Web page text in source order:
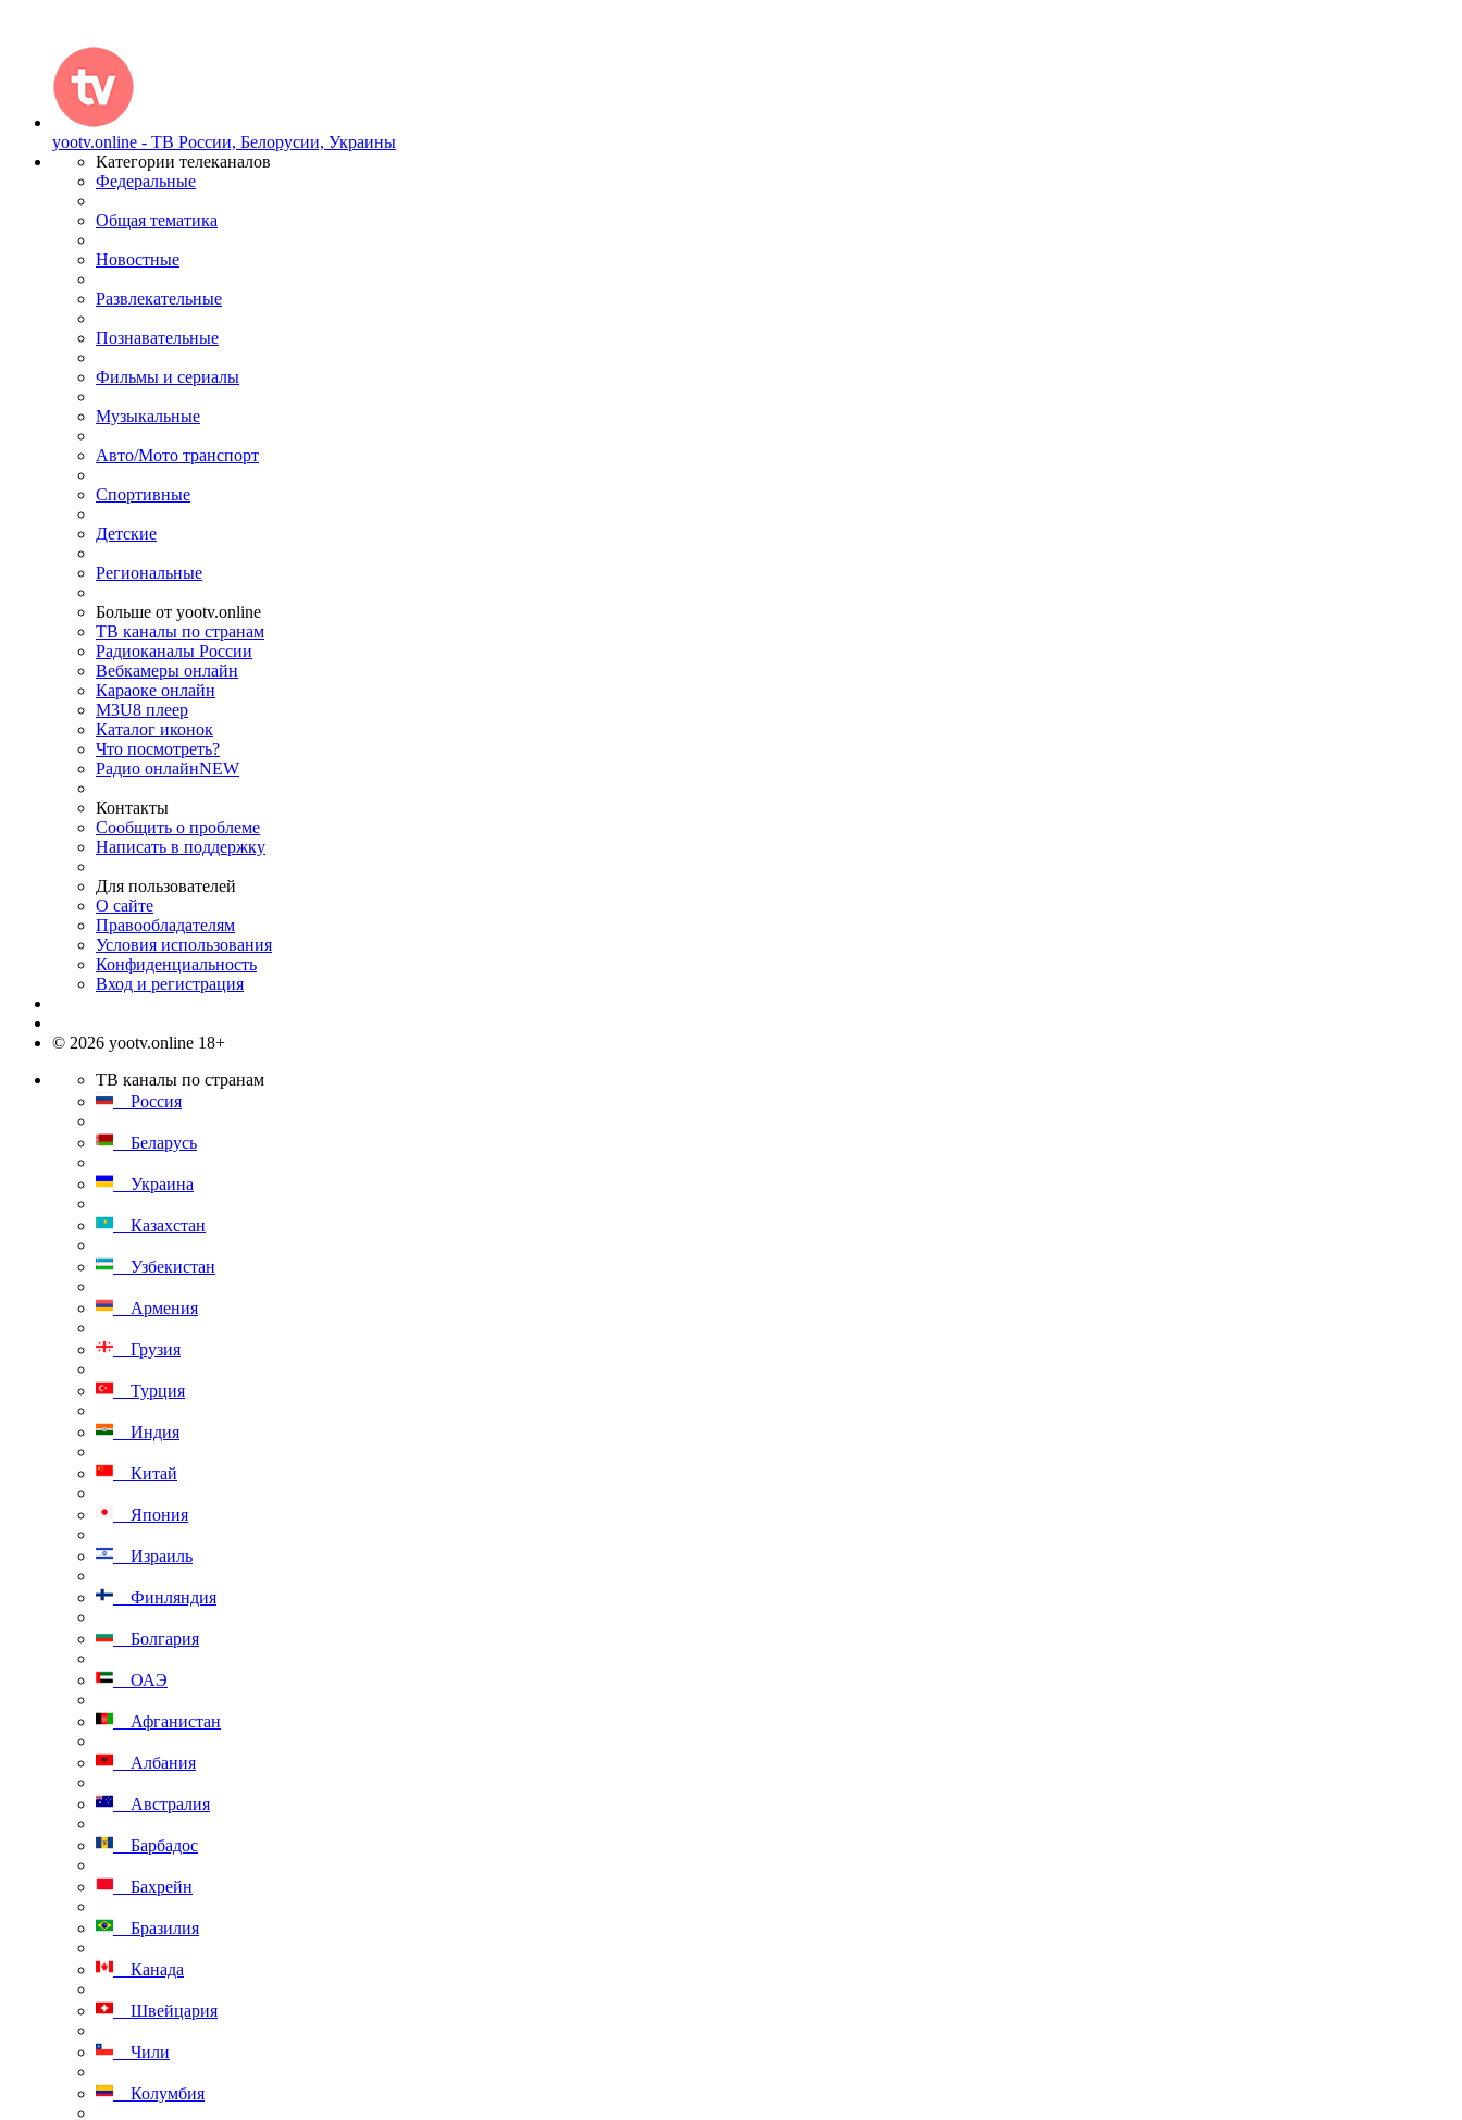
yootv.online - ТВ России, Белорусии, Украины
Категории телеканалов
Федеральные
Общая тематика
Новостные
Развлекательные
Познавательные
Фильмы и сериалы
Музыкальные
Авто/Мото транспорт
Спортивные
Детские
Региональные
Больше от yootv.online
ТВ каналы по странам
Радиоканалы России
Вебкамеры онлайн
Караоке онлайн
M3U8 плеер
Каталог иконок
Что посмотреть?
Радио онлайнNEW
Контакты
Сообщить о проблеме
Написать в поддержку
Для пользователей
О сайте
Правообладателям
Условия использования
Конфиденциальность
Вход и регистрация
© 2026 yootv.online 18+
ТВ каналы по странам
Россия
Беларусь
Украина
Казахстан
Узбекистан
Армения
Грузия
Турция
Индия
Китай
Япония
Израиль
Финляндия
Болгария
ОАЭ
Афганистан
Албания
Австралия
Барбадос
Бахрейн
Бразилия
Канада
Швейцария
Чили
Колумбия